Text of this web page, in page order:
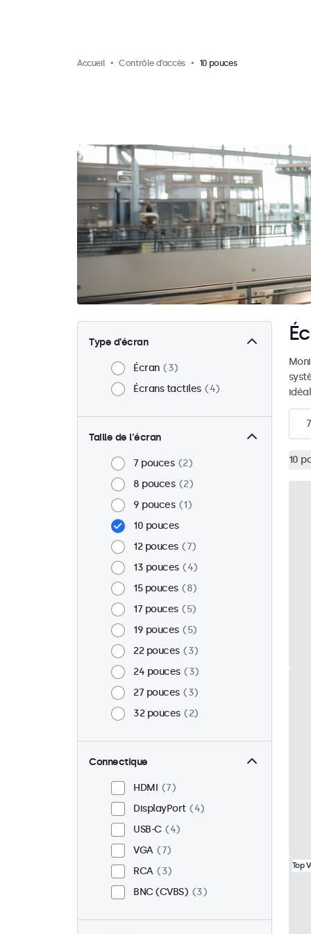
Accueil Contrôle d’accès 10 pouces
Type d’écran
Écran
3
Écrans tactiles
4
Taille de l'écran
7 pouces
2
8 pouces
2
9 pouces
1
10 pouces
12 pouces
7
13 pouces
4
15 pouces
8
17 pouces
5
19 pouces
5
22 pouces
3
24 pouces
3
27 pouces
3
32 pouces
2
Connectique
HDMI
7
DisplayPort
4
USB-C
4
VGA
7
RCA
3
BNC (CVBS)
3
7
10
Top